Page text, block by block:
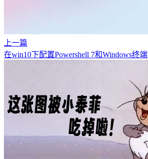
上一篇
在win10下配置Powershell 7和Windows终端